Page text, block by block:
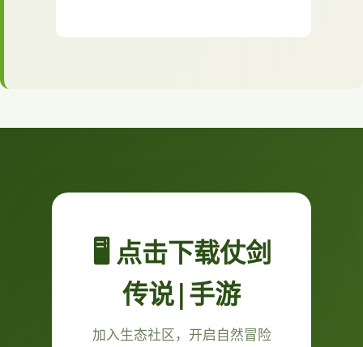
🖥️ 点击下载仗剑
传说|手游
加入生态社区，开启自然冒险